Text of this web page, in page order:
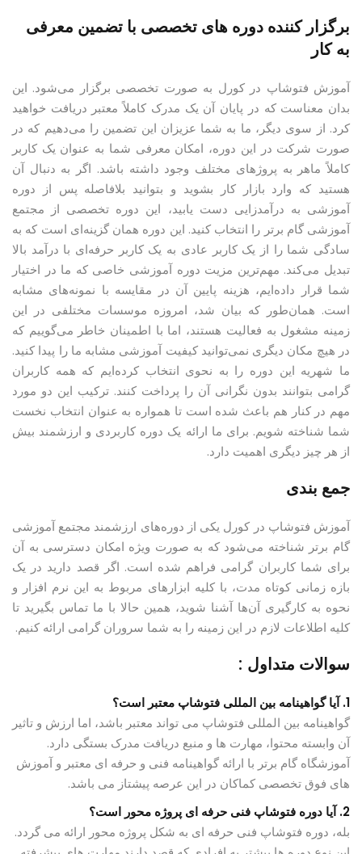
برگزار کننده دوره های تخصصی با تضمین معرفی
به کار
آموزش فتوشاپ در کورل به صورت تخصصی برگزار می‌شود. این
بدان معناست که در پایان ‌آن یک مدرک کاملاً معتبر دریافت خواهید
کرد. از سوی دیگر، ما به شما عزیزان این تضمین را می‌دهیم که در
صورت شرکت در این دوره، امکان معرفی شما به عنوان یک کاربر
کاملاً‌ ماهر به پروژ‌های مختلف وجود داشته باشد. اگر به دنبال آن
هستید که وارد بازار کار بشوید و بتوانید بلافاصله پس از دوره
آموزشی به درآمدزایی دست یابید، این دوره تخصصی از مجتمع
آموزشی گام برتر را انتخاب کنید. این دوره همان گزینه‌ای است که به
سادگی شما را از یک کاربر عادی به یک کاربر حرفه‌ای با درآمد بالا
تبدیل می‌کند. مهم‌ترین مزیت دوره‌ آموزشی خاصی که ما در اختیار
شما قرار داده‌ایم، هزینه پایین آن در مقایسه با نمونه‌های مشابه
است. همان‌طور که بیان شد، امروزه موسسات مختلفی در این
زمینه مشغول به فعالیت هستند، اما با اطمینان خاطر می‌گوییم که
در هیچ مکان دیگری نمی‌توانید کیفیت آموزشی مشابه ما را پیدا کنید.
ما شهریه این دوره را به نحوی انتخاب کرده‌ایم که همه کاربران
گرامی بتوانند بدون نگرانی آن را پرداخت کنند. ترکیب این دو مورد
مهم در کنار هم باعث شده است تا همواره به عنوان انتخاب نخست
شما شناخته شویم. برای ما ارائه یک دوره کاربردی و ارزشمند بیش
از هر چیز دیگری اهمیت دارد.
جمع بندی
آموزش فتوشاپ در کورل یکی از دوره‌های ارزشمند مجتمع آموزشی
گام برتر شناخته می‌شود که به صورت ویژه امکان دسترسی به آن
برای شما کاربران گرامی فراهم شده است. اگر قصد دارید در یک
بازه زمانی کوتاه مدت، با کلیه ابزارهای مربوط به این نرم افزار و
نحوه به کارگیری آن‌ها آشنا شوید، همین حالا با ما تماس بگیرید تا
کلیه اطلاعات لازم در این زمینه را به شما سروران گرامی ارائه کنیم.
سوالات متداول :
1. آیا گواهینامه بین المللی فتوشاپ معتبر است؟
گواهینامه بین‌ المللی فتوشاپ می‌ تواند معتبر باشد، اما ارزش و تاثیر
آن وابسته محتوا، مهارت‌ ها و منبع دریافت مدرک بستگی دارد.
آموزشگاه گام برتر با ارائه گواهینامه فنی و حرفه ای معتبر و آموزش
های فوق تخصصی کماکان در این عرصه پیشتاز می باشد.
2. آیا دوره فتوشاپ فنی حرفه ای پروژه محور است؟
بله، دوره فتوشاپ فنی حرفه ای به شکل پروژه ‌محور ارائه می گردد.